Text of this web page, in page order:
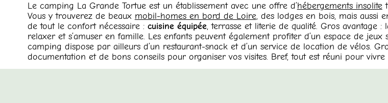
Le camping La Grande Tortue est un établissement avec une offre d’hébergements insolite
Vous y trouverez de beaux mobil-homes en bord de Loire, des lodges en bois, mais aussi
de tout le confort nécessaire : cuisine équipée, terrasse et literie de qualité. Gros avantage :
relaxer et s’amuser en famille. Les enfants peuvent également profiter d’un espace de
camping dispose par ailleurs d’un restaurant-snack et d’un service de location de vélos.
documentation et de bons conseils pour organiser vos visites. Bref, tout est réuni pour vivre